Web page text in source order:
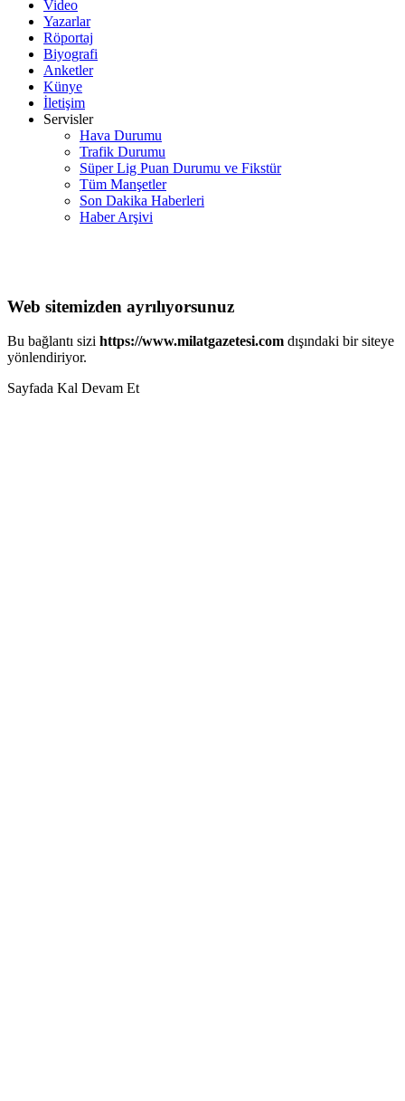
Video
Yazarlar
Röportaj
Biyografi
Anketler
Künye
İletişim
Servisler
Hava Durumu
Trafik Durumu
Süper Lig Puan Durumu ve Fikstür
Tüm Manşetler
Son Dakika Haberleri
Haber Arşivi
Web sitemizden ayrılıyorsunuz
Bu bağlantı sizi https://www.milatgazetesi.com dışındaki bir siteye
yönlendiriyor.
Sayfada Kal Devam Et